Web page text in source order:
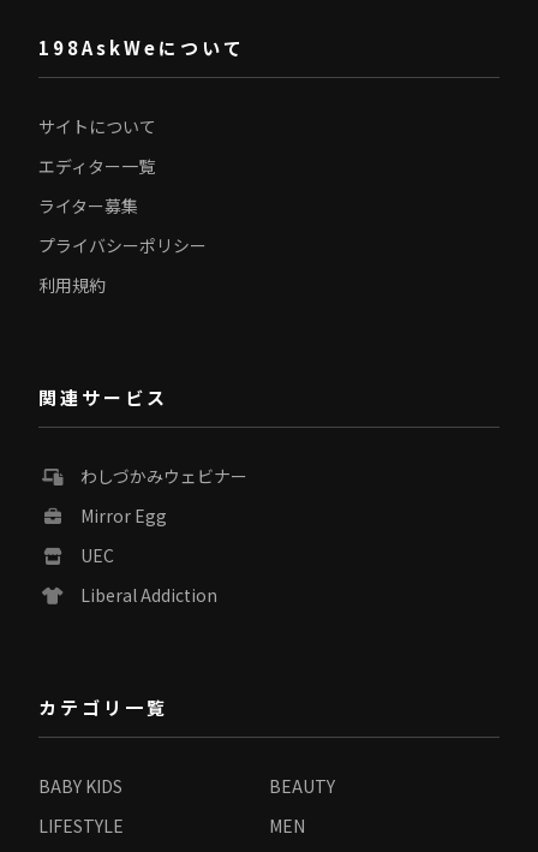
198AskWeについて
サイトについて
エディター一覧
ライター募集
プライバシーポリシー
利用規約
関連サービス
わしづかみウェビナー
Mirror Egg
UEC
Liberal Addiction
カテゴリ一覧
BABY KIDS
BEAUTY
LIFESTYLE
MEN